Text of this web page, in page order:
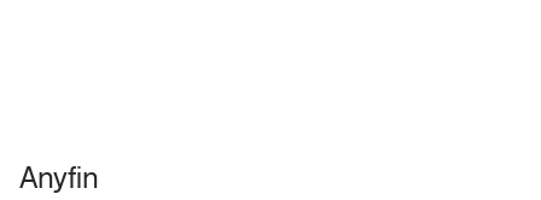
Anyfin